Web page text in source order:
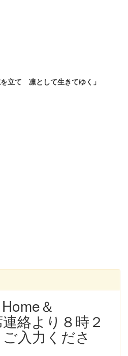
て 凛として生きてゆく」
＆
絡より８時２
入力くださ